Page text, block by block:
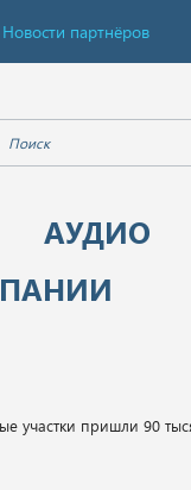
Новости партнёров
АУДИО
участки пришли 90